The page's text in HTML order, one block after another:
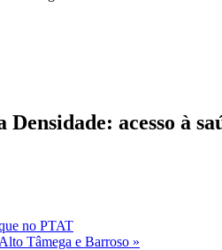
acesso à
no PTAT
Tâmega e Barroso »